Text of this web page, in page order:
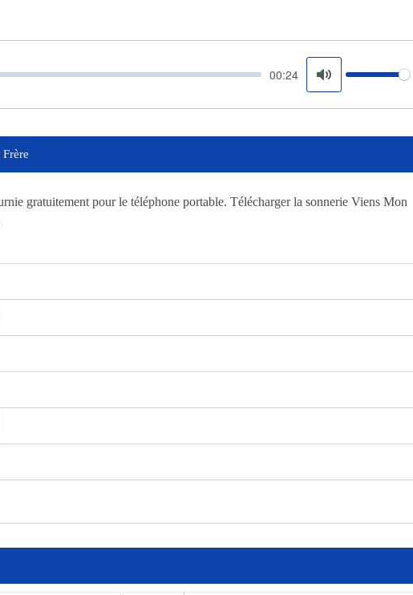
00:24
Mute
Volume
gratuitement pour le téléphone portable. Télécharger la sonnerie Viens Mon